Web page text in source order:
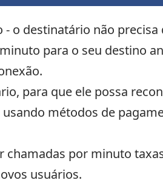
o destinatário não
para o seu destino
para que ele possa
métodos de
por minuto
usuários.